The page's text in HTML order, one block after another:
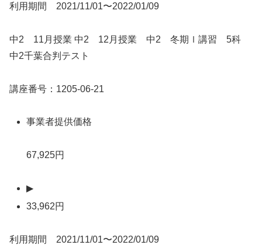
利用期間 2021/11/01〜2022/01/09
中2 11月授業 中2 12月授業 中2 冬期ｌ講習 5科
中2千葉合判テスト
講座番号：1205-06-21
事業者提供価格
67,925円
▶
33,962円
利用期間 2021/11/01〜2022/01/09